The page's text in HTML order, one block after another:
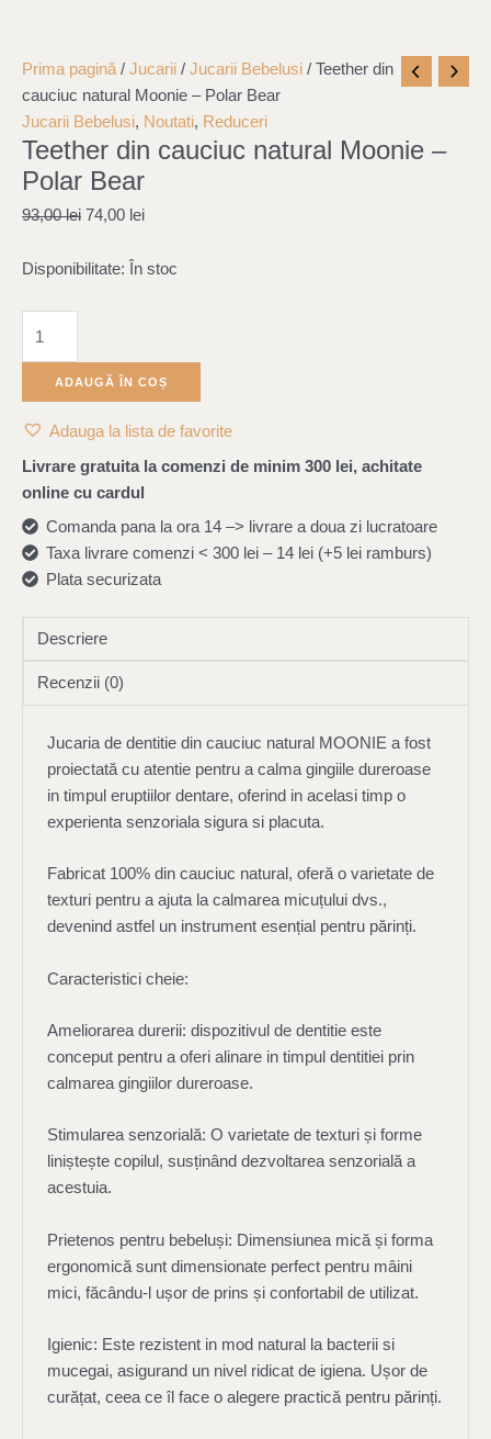
Prima pagină / Jucarii / Jucarii Bebelusi / Teether din
cauciuc natural Moonie – Polar Bear
Jucarii Bebelusi, Noutati, Reduceri
Teether din cauciuc natural Moonie –
Polar Bear
93,00lei
Original
price
was:
93,00 lei.
74,00 lei
Current
price
is:
74,00 lei.
Disponibilitate: În stoc
Cantitate
Teether
din
cauciuc
natural
-
Bear
ADAUGĂ ÎN COȘ
Adauga la lista de favorite
Livrare gratuita la comenzi de minim 300 lei, achitate
online cu cardul
Comanda pana la ora 14 –> livrare a doua zi lucratoare
Taxa livrare comenzi < 300 lei – 14 lei (+5 lei ramburs)
Plata securizata
Descriere
Recenzii (0)
Jucaria de dentitie din cauciuc natural MOONIE a fost
proiectată cu atentie pentru a calma gingiile dureroase
in timpul eruptiilor dentare, oferind in acelasi timp o
experienta senzoriala sigura si placuta.
Fabricat 100% din cauciuc natural, oferă o varietate de
texturi pentru a ajuta la calmarea micuțului dvs.,
devenind astfel un instrument esențial pentru părinți.
Caracteristici cheie:
Ameliorarea durerii: dispozitivul de dentitie este
conceput pentru a oferi alinare in timpul dentitiei prin
calmarea gingiilor dureroase.
Stimularea senzorială: O varietate de texturi și forme
liniștește copilul, susținând dezvoltarea senzorială a
acestuia.
Prietenos pentru bebeluși: Dimensiunea mică și forma
ergonomică sunt dimensionate perfect pentru mâini
mici, făcându-l ușor de prins și confortabil de utilizat.
Igienic: Este rezistent in mod natural la bacterii si
mucegai, asigurand un nivel ridicat de igiena. Ușor de
curățat, ceea ce îl face o alegere practică pentru părinți.